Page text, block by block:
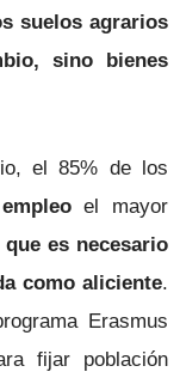
suelos agrarios
sino bienes
el 85% de los
el mayor
es necesario
como aliciente.
Erasmus
fijar población